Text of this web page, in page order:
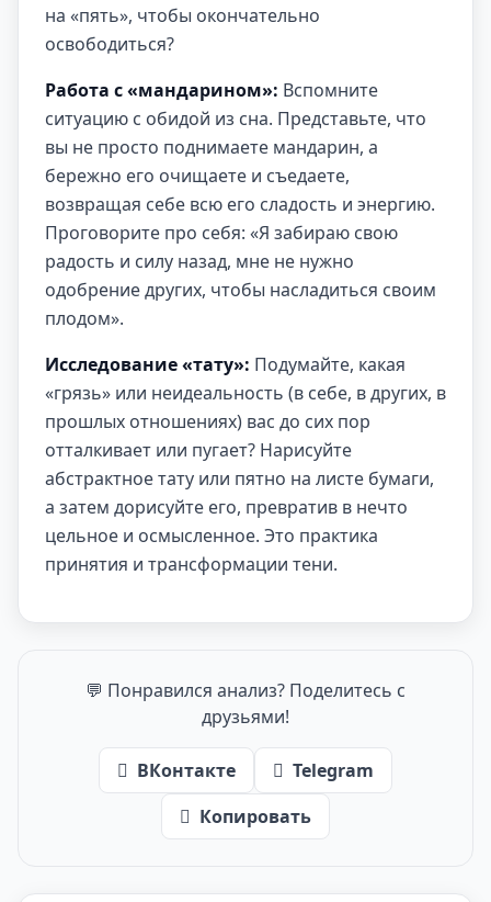
на «пять», чтобы окончательно
освободиться?
Работа с «мандарином»: Вспомните
ситуацию с обидой из сна. Представьте, что
вы не просто поднимаете мандарин, а
бережно его очищаете и съедаете,
возвращая себе всю его сладость и энергию.
Проговорите про себя: «Я забираю свою
радость и силу назад, мне не нужно
одобрение других, чтобы насладиться своим
плодом».
Исследование «тату»: Подумайте, какая
«грязь» или неидеальность (в себе, в других, в
прошлых отношениях) вас до сих пор
отталкивает или пугает? Нарисуйте
абстрактное тату или пятно на листе бумаги,
а затем дорисуйте его, превратив в нечто
цельное и осмысленное. Это практика
принятия и трансформации тени.
💬 Понравился анализ? Поделитесь с
друзьями!
ВКонтакте
Telegram
Копировать